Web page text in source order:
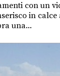
con un
in calce
una...